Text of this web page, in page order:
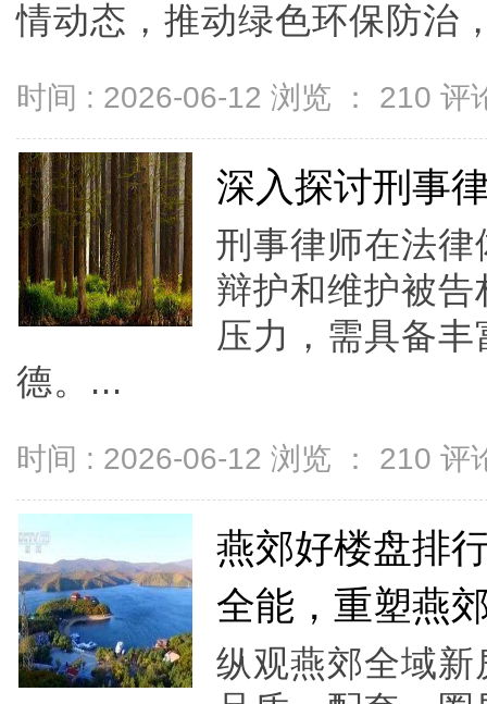
情动态，推动绿色环保防治
时间 : 2026-06-12 浏览 ： 210 评
深入探讨刑事
刑事律师在法
辩护和维护被
压力，需具备
德。...
时间 : 2026-06-12 浏览 ： 210 评
燕郊好楼盘排
全能，重塑燕
纵观燕郊全域